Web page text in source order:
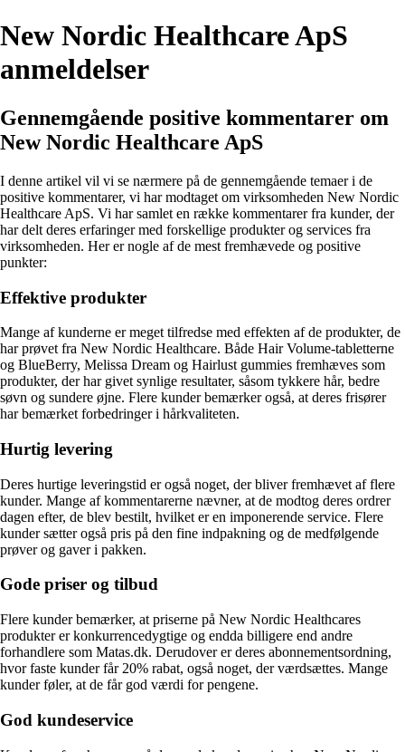
New Nordic Healthcare ApS
anmeldelser
Gennemgående positive kommentarer om
New Nordic Healthcare ApS
I denne artikel vil vi se nærmere på de gennemgående temaer i de
positive kommentarer, vi har modtaget om virksomheden New Nordic
Healthcare ApS. Vi har samlet en række kommentarer fra kunder, der
har delt deres erfaringer med forskellige produkter og services fra
virksomheden. Her er nogle af de mest fremhævede og positive
punkter:
Effektive produkter
Mange af kunderne er meget tilfredse med effekten af de produkter, de
har prøvet fra New Nordic Healthcare. Både Hair Volume-tabletterne
og BlueBerry, Melissa Dream og Hairlust gummies fremhæves som
produkter, der har givet synlige resultater, såsom tykkere hår, bedre
søvn og sundere øjne. Flere kunder bemærker også, at deres frisører
har bemærket forbedringer i hårkvaliteten.
Hurtig levering
Deres hurtige leveringstid er også noget, der bliver fremhævet af flere
kunder. Mange af kommentarerne nævner, at de modtog deres ordrer
dagen efter, de blev bestilt, hvilket er en imponerende service. Flere
kunder sætter også pris på den fine indpakning og de medfølgende
prøver og gaver i pakken.
Gode priser og tilbud
Flere kunder bemærker, at priserne på New Nordic Healthcares
produkter er konkurrencedygtige og endda billigere end andre
forhandlere som Matas.dk. Derudover er deres abonnementsordning,
hvor faste kunder får 20% rabat, også noget, der værdsættes. Mange
kunder føler, at de får god værdi for pengene.
God kundeservice